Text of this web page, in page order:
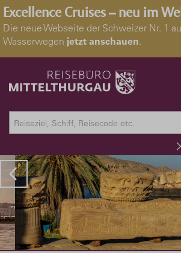
Excellence Cruises – neu im
Die neue Webseite der Schweizer Nr. 1
Wasserwegen jetzt anschauen.